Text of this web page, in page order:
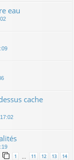
eau
cache
1 11 12 13 14